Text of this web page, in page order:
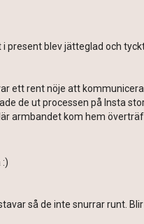
present blev jätteglad och
ett rent nöje att
de ut processen på Insta
armbandet kom hem
:)
så de inte snurrar runt.